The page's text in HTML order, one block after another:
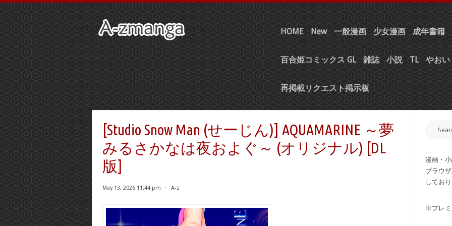
HOME New 一般漫画 少女漫画 成年書籍
百合姫コミックス GL 雑誌 小説 TL やおい
再掲載リクエスト掲示板
[Studio Snow Man (せーじん)] AQUAMARINE ～夢
みるさかなは夜およぐ～ (オリジナル) [DL
版]
May 13, 2026 11:44 pm ⋅ A-z
漫画・
ブラウ
してお
※プレミ